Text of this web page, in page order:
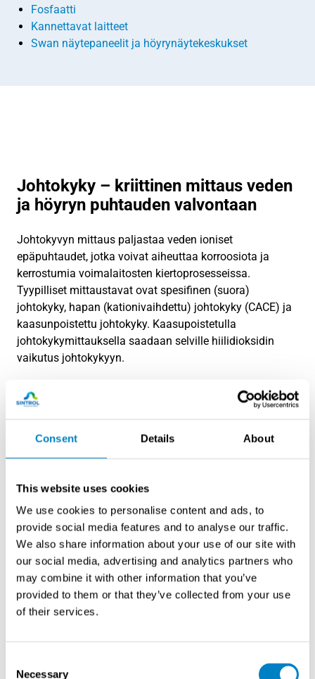
Consent Details About
This website uses cookies
We use cookies to personalise content and ads, to
provide social media features and to analyse our traffic.
We also share information about your use of our site with
our social media, advertising and analytics partners who
may combine it with other information that you’ve
provided to them or that they’ve collected from your use
of their services.
Necessary
Fosfaatti
Kannettavat laitteet
Swan näytepaneelit ja höyrynäytekeskukset
Johtokyky – kriittinen mittaus veden
ja höyryn puhtauden valvontaan
Johtokyvyn mittaus paljastaa veden ioniset
epäpuhtaudet, jotka voivat aiheuttaa korroosiota ja
kerrostumia voimalaitosten kiertoprosesseissa.
Tyypilliset mittaustavat ovat spesifinen (suora)
johtokyky, hapan (kationivaihdettu) johtokyky (CACE) ja
kaasunpoistettu johtokyky. Kaasupoistetulla
johtokykymittauksella saadaan selville hiilidioksidin
vaikutus johtokykyyn.
Swanin johtokykyanalysaattorivalikoima kattaa
ratkaisut yksinkertaisista mittauksista aina vaativiin
analysaattoreihin.
Swan Analytical Instruments